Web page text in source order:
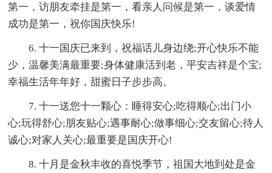
第一，访朋友牵挂是第一，看亲人问候是第一，谈爱情
成功是第一，祝你国庆快乐!
6. 十一国庆已来到，祝福话儿身边绕;开心快乐不能
少，温馨美满最重要;身体健康活到老，平安吉祥是个宝;
幸福生活年年好，甜蜜日子步步高。
7. 十一送您十一颗心：睡得安心;吃得顺心;出门小
心;玩得舒心;朋友贴心;遇事耐心;做事细心;交友留心;待人
诚心;对家人关心;最重要是国庆开心!
8. 十月是金秋丰收的喜悦季节，祖国大地到处是金